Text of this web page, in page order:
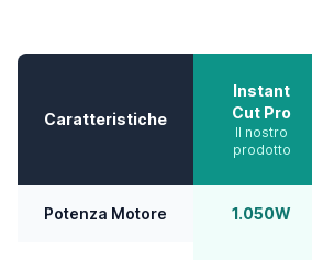
Caratteristiche
Instant
Cut Pro
Il nostro
prodotto
Potenza Motore 1.050W